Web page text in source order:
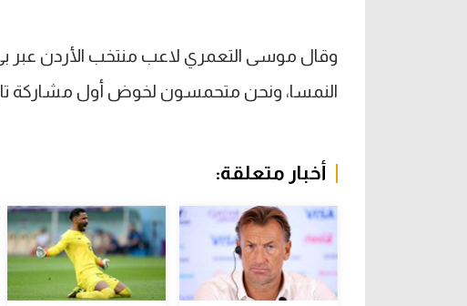
وقال موسى التعمري لاعب منتخب الأردن عبر
النمسا، ونحن متحمسون لخوض أول مشاركة
أخبار متعلقة: